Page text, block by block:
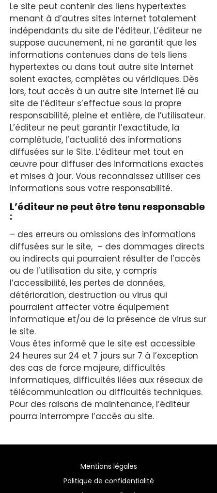
Le site peut contenir des liens hypertextes
menant à d’autres sites Internet totalement
indépendants du site de l’éditeur. L’éditeur ne
suppose aucunement, ni ne garantit que les
informations contenues dans de tels liens
hypertextes ou dans tout autre site Internet
soient exactes, complètes ou véridiques. Dès
lors, tout accès à un autre site Internet lié au
site de l’éditeur s’effectue sous la propre
responsabilité, pleine et entière, de l’utilisateur.
L’éditeur ne peut garantir l’exactitude, la
complétude, l’actualité des informations
diffusées sur le Site. L’éditeur met tout en
œuvre pour diffuser des informations exactes
et mises à jour. Vous reconnaissez utiliser ces
informations sous votre responsabilité.
L’éditeur ne peut être tenu responsable
:
– des erreurs ou omissions des informations
diffusées sur le site, – des dommages directs
ou indirects qui pourraient résulter de l’accès
ou de l’utilisation du site, y compris
l’accessibilité, les pertes de données,
détérioration, destruction ou virus qui
pourraient affecter votre équipement
informatique et/ou de la présence de virus sur
le site.
Vous êtes informé que le site est accessible
24 heures sur 24 et 7 jours sur 7 à l’exception
des cas de force majeure, difficultés
informatiques, difficultés liées aux réseaux de
télécommunication ou difficultés techniques.
Pour des raisons de maintenance, l’éditeur
pourra interrompre l’accès au site.
Mentions légales
Politique de confidentialité